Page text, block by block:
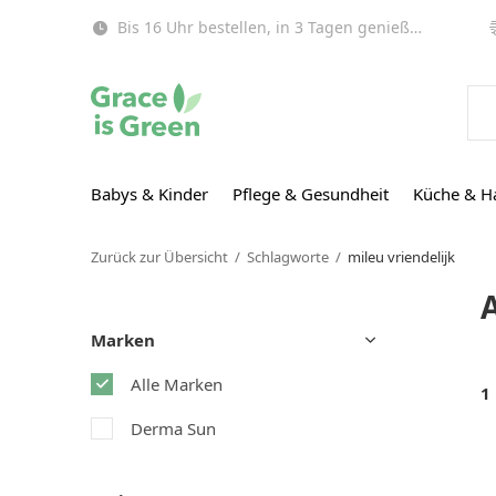
Babys & Kinder Pflege & Gesundheit Küche &
Bis 16 Uhr bestellen, in 3 Tagen genießen (EU)!
Zurück zur Übersicht Schlagworte mileu vriendelijk
1
Marken
Alle Marken
Derma Sun